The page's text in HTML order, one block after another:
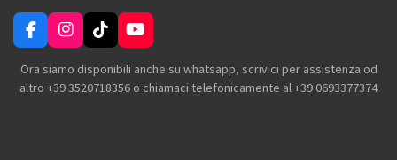
F
a
c
e
I
n
s
t
T
i
k
T
Y
o
u
T
Ora siamo disponibili anche su whatsapp, scrivici per assistenza od
altro +39 3520718356 o chiamaci telefonicamente al +39 0693377374